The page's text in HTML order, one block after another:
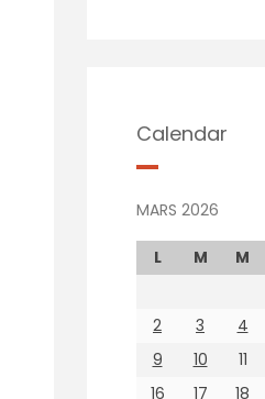
Calendar
MARS 2026
L M M
2
3 4
9
10 11
16
17 18